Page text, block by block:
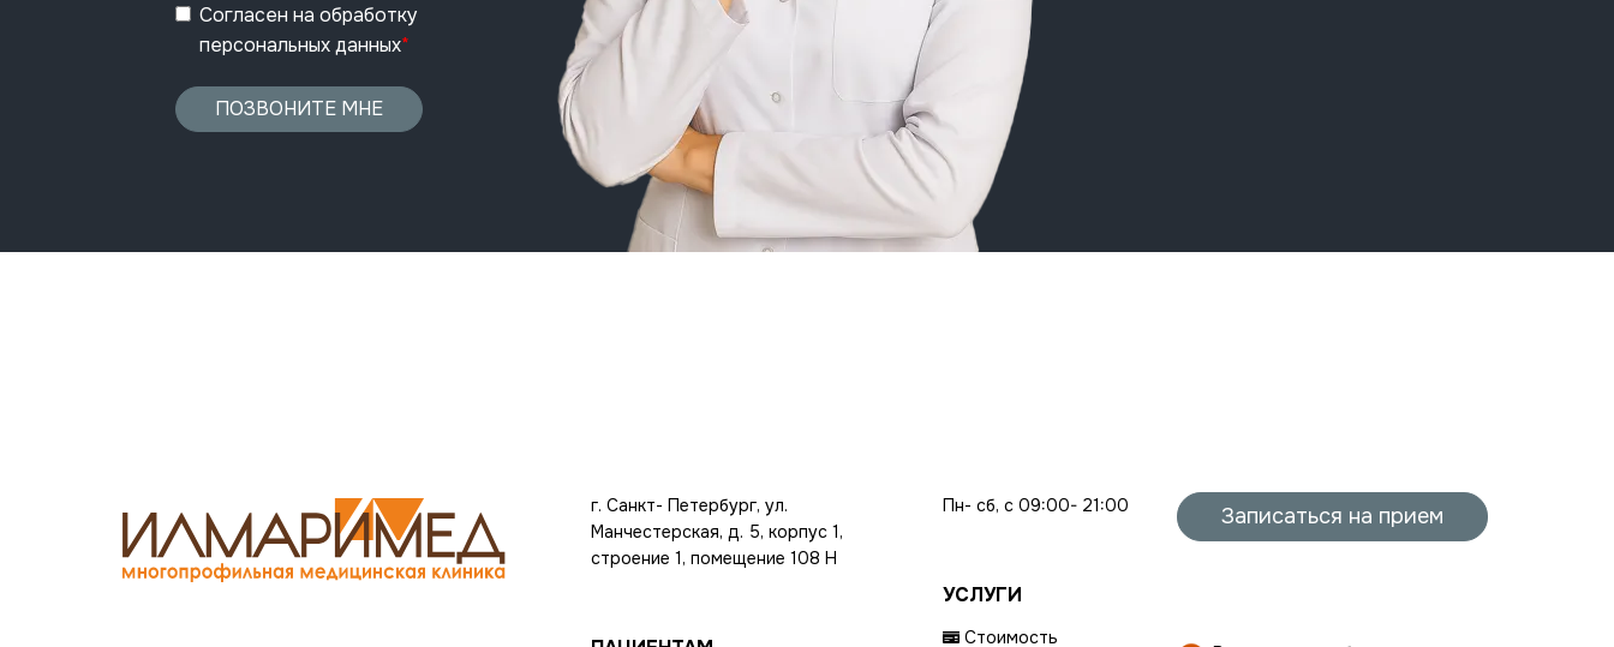
Согласен на обработку
персональных данных*
ПОЗВОНИТЕ МНЕ
г. Санкт- Петербург, ул.
Манчестерская, д. 5, корпус 1,
строение 1, помещение 108 Н
Пн- сб, с 09:00- 21:00
УСЛУГИ
Стоимость
Записаться на прием